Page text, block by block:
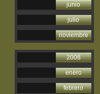
junio
julio
noviembre
2008
enero
febrero